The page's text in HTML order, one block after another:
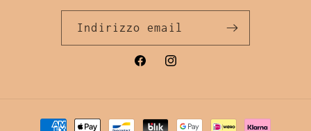
Indirizzo email
FacebookInstagram
Metodi